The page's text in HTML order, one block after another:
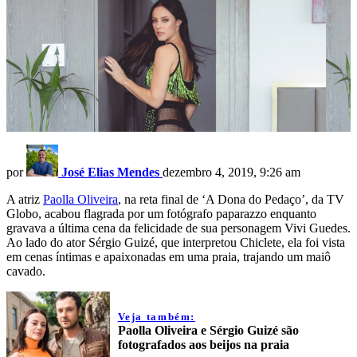
por José Elias Mendes dezembro 4, 2019, 9:26 am
A atriz Paolla Oliveira, na reta final de ‘A Dona do Pedaço’, da TV
Globo, acabou flagrada por um fotógrafo paparazzo enquanto
gravava a última cena da felicidade de sua personagem Vivi Guedes.
Ao lado do ator Sérgio Guizé, que interpretou Chiclete, ela foi vista
em cenas íntimas e apaixonadas em uma praia, trajando um maiô
cavado.
Veja também:
Paolla Oliveira e Sérgio Guizé são
fotografados aos beijos na praia